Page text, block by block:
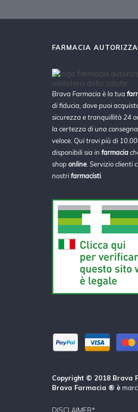
FARMACIA
Brava Farmacia è la tua
di fiducia, dove puoi
sicurezza e tranquillità 24
la certezza di una
veloce. Qui trovi più di
disponibili sia in farmacia
shoponline . Servizio clienti
nostrifarmacisti
Copyright © 2018 Brava
Brava Farmacia ® è
DISCLAIMER*